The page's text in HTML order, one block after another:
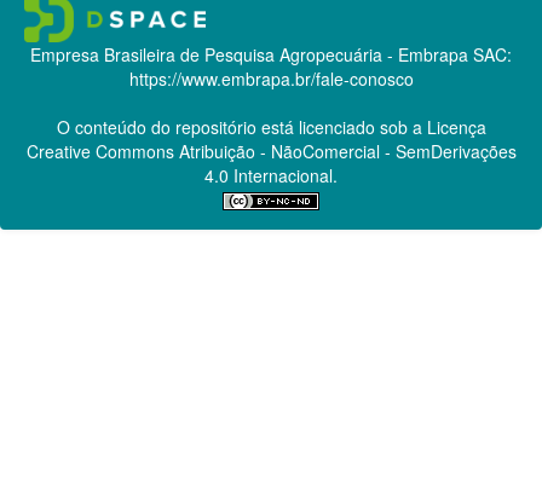
Empresa Brasileira de Pesquisa Agropecuária - Embrapa SAC:
https://www.embrapa.br/fale-conosco
O conteúdo do repositório está licenciado sob a Licença
Creative CommonsAtribuição - NãoComercial - SemDerivações
4.0 Internacional.